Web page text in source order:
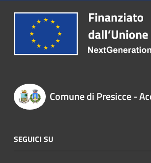
Comune di Presicce -
SEGUICI SU